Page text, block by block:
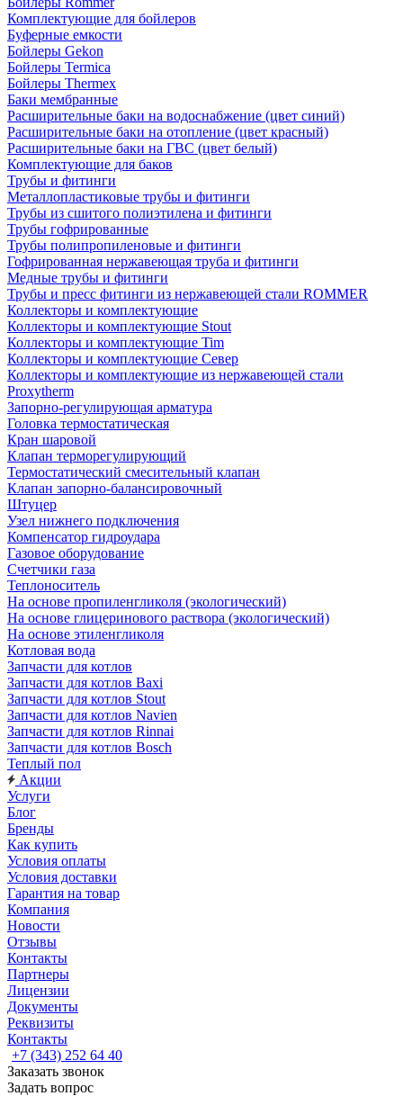
Комплектующие для бойлеров
Буферные емкости
Бойлеры Gekon
Бойлеры Termica
Бойлеры Thermex
Баки мембранные
Расширительные баки на водоснабжение (цвет синий)
Расширительные баки на отопление (цвет красный)
Расширительные баки на ГВС (цвет белый)
Комплектующие для баков
Трубы и фитинги
Металлопластиковые трубы и фитинги
Трубы из сшитого полиэтилена и фитинги
Трубы гофрированные
Трубы полипропиленовые и фитинги
Гофрированная нержавеющая труба и фитинги
Медные трубы и фитинги
Трубы и пресс фитинги из нержавеющей стали ROMMER
Коллекторы и комплектующие
Коллекторы и комплектующие Stout
Коллекторы и комплектующие Tim
Коллекторы и комплектующие Север
Коллекторы и комплектующие из нержавеющей стали
Proxytherm
Запорно-регулирующая арматура
Головка термостатическая
Кран шаровой
Клапан терморегулирующий
Термостатический смесительный клапан
Клапан запорно-балансировочный
Штуцер
Узел нижнего подключения
Компенсатор гидроудара
Газовое оборудование
Счетчики газа
Теплоноситель
На основе пропиленгликоля (экологический)
На основе глицеринового раствора (экологический)
На основе этиленгликоля
Котловая вода
Запчасти для котлов
Запчасти для котлов Baxi
Запчасти для котлов Stout
Запчасти для котлов Navien
Запчасти для котлов Rinnai
Запчасти для котлов Bosch
Теплый пол
Акции
Услуги
Блог
Бренды
Как купить
Условия оплаты
Условия доставки
Гарантия на товар
Компания
Новости
Отзывы
Контакты
Партнеры
Лицензии
Документы
Реквизиты
Контакты
+7 (343) 252 64 40
Заказать звонок
Задать вопрос